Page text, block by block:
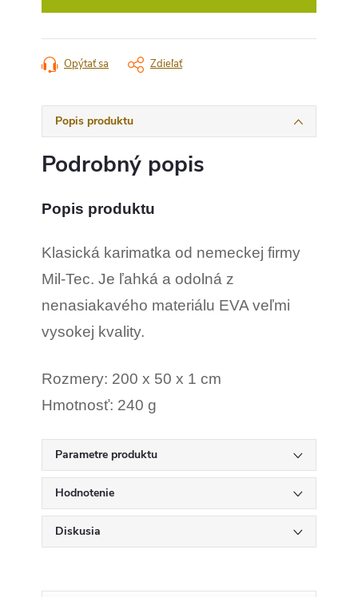
Opýtať sa Zdieľať
Popis produktu
Podrobný popis
Popis produktu
Klasická karimatka od nemeckej firmy
Mil-Tec. Je ľahká a odolná z
nenasiakavého materiálu EVA veľmi
vysokej kvality.
Rozmery: 200 x 50 x 1 cm
Hmotnosť: 240 g
Parametre produktu
Hodnotenie
Diskusia